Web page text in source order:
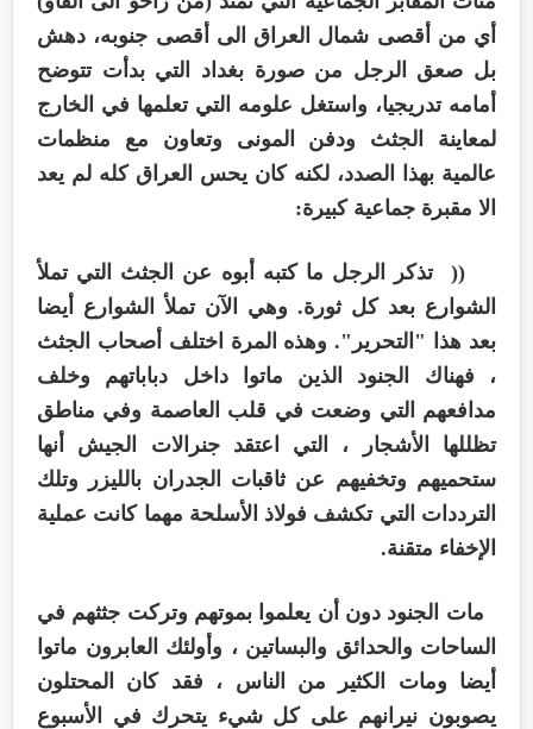
أي من أقصى شمال العراق الى أقصى جنوبه، دهش
بل صعق الرجل من صورة بغداد التي بدأت تتوضح
أمامه تدريجيا، واستغل علومه التي تعلمها في الخارج
لمعاينة الجثث ودفن المونى وتعاون مع منظمات
عالمية بهذا الصدد، لكنه كان يحس العراق كله لم يعد
الا مقبرة جماعية كبيرة:
(( تذكر الرجل ما كتبه أبوه عن الجثث التي تملأ
الشوارع بعد كل ثورة. وهي الآن تملأ الشوارع أيضا
بعد هذا "التحرير". وهذه المرة اختلف أصحاب الجثث
، فهناك الجنود الذين ماتوا داخل دباباتهم وخلف
مدافعهم التي وضعت في قلب العاصمة وفي مناطق
تظللها الأشجار ، التي اعتقد جنرالات الجيش أنها
ستحميهم وتخفيهم عن ثاقبات الجدران بالليزر وتلك
الترددات التي تكشف فولاذ الأسلحة مهما كانت عملية
الإخفاء متقنة.
مات الجنود دون أن يعلموا بموتهم وتركت جثثهم في
الساحات والحدائق والبساتين ، وأولئك العابرون ماتوا
أيضا ومات الكثير من الناس ، فقد كان المحتلون
يصوبون نيرانهم على كل شيء يتحرك في الأسبوع